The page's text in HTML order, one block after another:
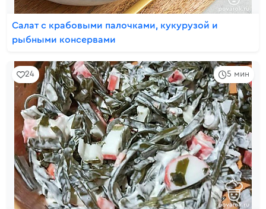
Салат с крабовыми палочками, кукурузой и
рыбными консервами
5 мин
24